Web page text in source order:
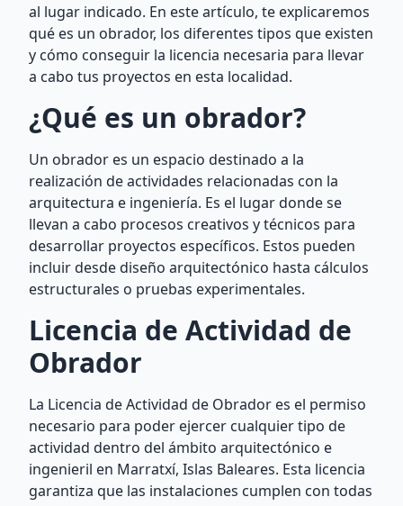
al lugar indicado. En este artículo, te explicaremos
qué es un obrador, los diferentes tipos que existen
y cómo conseguir la licencia necesaria para llevar
a cabo tus proyectos en esta localidad.
¿Qué es un obrador?
Un obrador es un espacio destinado a la
realización de actividades relacionadas con la
arquitectura e ingeniería. Es el lugar donde se
llevan a cabo procesos creativos y técnicos para
desarrollar proyectos específicos. Estos pueden
incluir desde diseño arquitectónico hasta cálculos
estructurales o pruebas experimentales.
Licencia de Actividad de
Obrador
La Licencia de Actividad de Obrador es el permiso
necesario para poder ejercer cualquier tipo de
actividad dentro del ámbito arquitectónico e
ingenieril en Marratxí, Islas Baleares. Esta licencia
garantiza que las instalaciones cumplen con todas